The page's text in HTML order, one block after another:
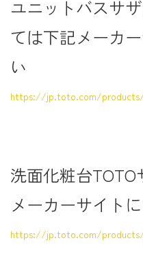
ユニットバスサ
ては下記メーカ
い
https://jp.toto.com/
洗面化粧台
メーカーサイト
https://jp.toto.com/